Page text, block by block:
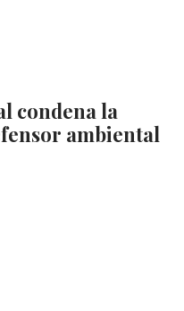
condena la
ambiental